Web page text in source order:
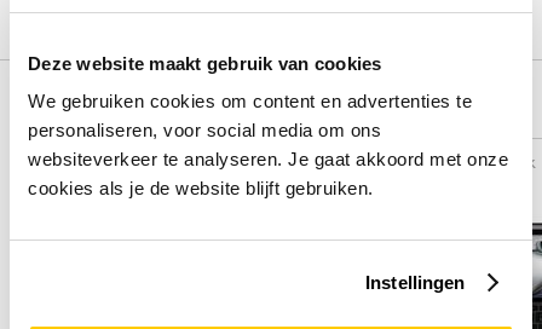
Deze website maakt gebruik van cookies
We gebruiken cookies om content en advertenties te
personaliseren, voor social media om ons
websiteverkeer te analyseren. Je gaat akkoord met onze
cookies als je de website blijft gebruiken.
Instellingen
Alternatieven
Vergelijk Vergelijk